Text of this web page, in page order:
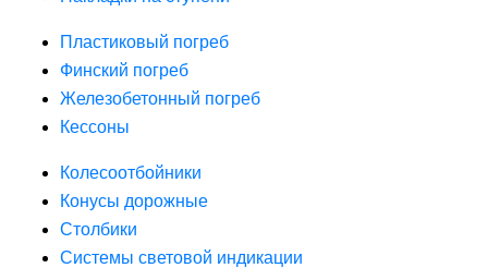
Пластиковый погреб
Финский погреб
Железобетонный погреб
Кессоны
Колесоотбойники
Конусы дорожные
Столбики
Системы световой индикации